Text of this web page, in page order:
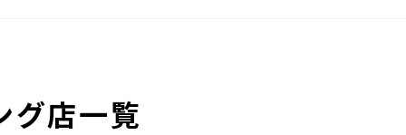
グ店一覧